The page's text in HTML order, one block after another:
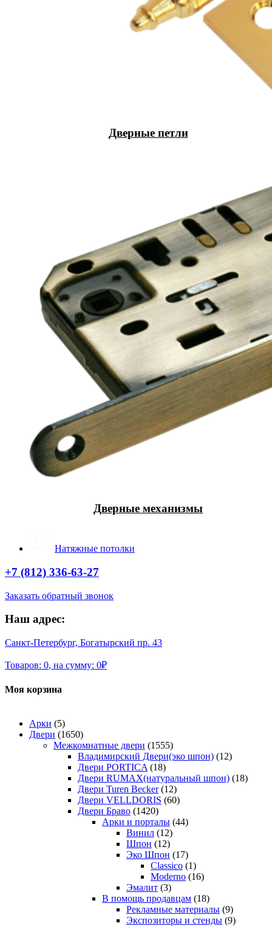
Дверные петли
Дверные механизмы
Натяжные потолки
+7 (812) 336-63-27
Заказать обратный звонок
Наш адрес:
Санкт-Петербург, Богатырский пр. 43
Товаров: 0, на сумму: 0₽
Моя корзина
Арки (5)
Двери (1650)
Межкомнатные двери (1555)
Владимирский Двери(эко шпон) (12)
Двери PORTICA (18)
Двери RUMAX(натуральный шпон) (18)
Двери Turen Becker (12)
Двери VELLDORIS (60)
Двери Браво (1420)
Арки и порталы (44)
Винил (12)
Шпон (12)
Эко Шпон (17)
Classico (1)
Moderno (16)
Эмалит (3)
В помощь продавцам (18)
Рекламные материалы (9)
Экспозиторы и стенды (9)